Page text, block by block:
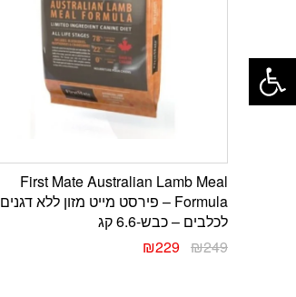
First Mate Australian Lamb Meal
Formula – פירסט מייט מזון ללא דגנים
לכלבים – כבש-6.6 קג
₪249
₪229
פתח סרגל נגישות